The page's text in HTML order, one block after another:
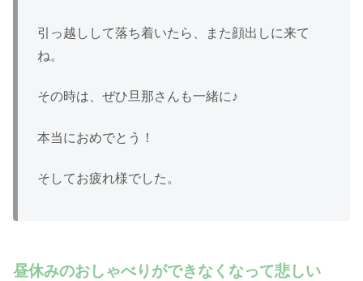
引っ越しして落ち着いたら、また顔出しに来て
ね。
その時は、ぜひ旦那さんも一緒に♪
本当におめでとう！
そしてお疲れ様でした。
昼休みのおしゃべりができなくなって悲しい